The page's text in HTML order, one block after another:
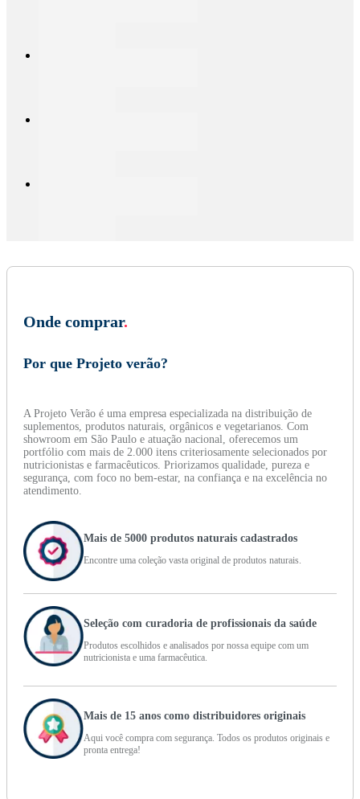
Onde comprar.
Por que Projeto verão?
A Projeto Verão é uma empresa especializada na distribuição de
suplementos, produtos naturais, orgânicos e vegetarianos. Com
showroom em São Paulo e atuação nacional, oferecemos um
portfólio com mais de 2.000 itens criteriosamente selecionados por
nutricionistas e farmacêuticos. Priorizamos qualidade, pureza e
segurança, com foco no bem-estar, na confiança e na excelência no
atendimento.
Mais de 5000 produtos naturais cadastrados
Encontre uma coleção vasta original de produtos naturais.
Seleção com curadoria de profissionais da saúde
Produtos escolhidos e analisados por nossa equipe com um
nutricionista e uma farmacêutica.
Mais de 15 anos como distribuidores originais
Aqui você compra com segurança. Todos os produtos originais e
pronta entrega!